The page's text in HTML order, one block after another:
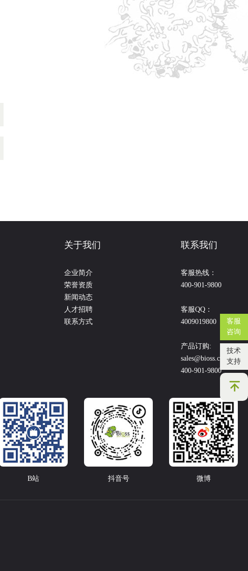
客服
咨询
技术
支持
关于我们
企业简介
荣誉资质
新闻动态
人才招聘
联系方式
联系我们
客服热线：
400-901-9800
客服QQ：
4009019800
产品订购:
sales@bioss.com.cn
400-901-9800
B站 抖音号 微博